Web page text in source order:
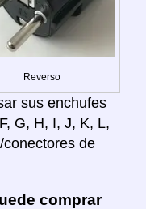
Reverso
sus enchufes
G, H, I, J, K, L,
de
comprar